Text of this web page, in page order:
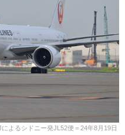
よるシドニー発JL52便＝24年8月19日